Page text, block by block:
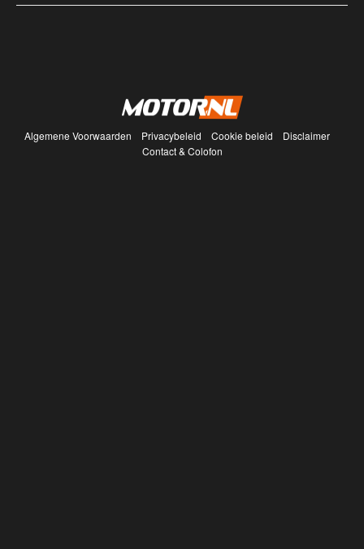
Algemene Voorwaarden Privacybeleid Cookie beleid
Disclaimer
Contact & Colofon